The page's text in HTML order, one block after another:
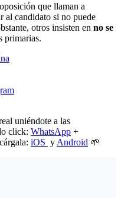
que llaman a
al candidato si no puede
otros insisten en no se
primarias.
uniéndote a las
click: WhatsApp +
iOS y Android 🌱